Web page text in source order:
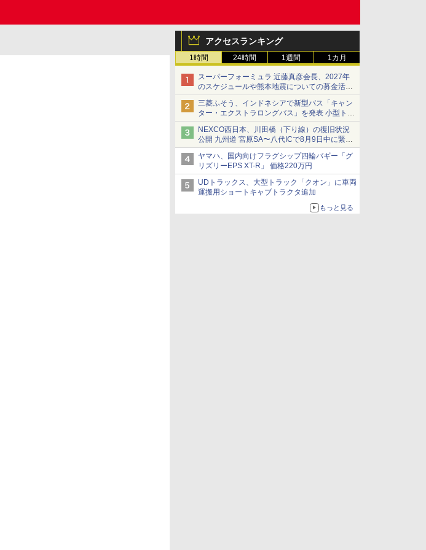
アクセスランキング
1時間 24時間 1週間 1カ月
スーパーフォーミュラ 近藤真彦会長、2027年
のスケジュールや熊本地震についての募金活動
を紹介
三菱ふそう、インドネシアで新型バス「キャン
ター・エクストラロングバス」を発表 小型トラ
ックベースの観光・旅客輸送向けバス
NEXCO西日本、川田橋（下り線）の復旧状況
公開 九州道 宮原SA〜八代ICで8月9日中に緊急
車両を通行可能に
ヤマハ、国内向けフラグシップ四輪バギー「グ
リズリーEPS XT-R」 価格220万円
UDトラックス、大型トラック「クオン」に車両
運搬用ショートキャブトラクタ追加
もっと見る